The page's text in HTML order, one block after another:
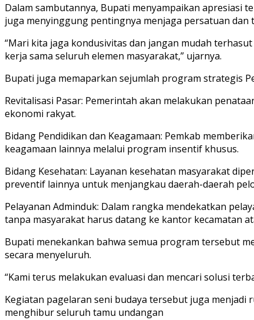
Dalam sambutannya, Bupati menyampaikan apresiasi
juga menyinggung pentingnya menjaga persatuan
“Mari kita jaga kondusivitas dan jangan mudah
kerja sama seluruh elemen masyarakat,” ujarnya.
Bupati juga memaparkan sejumlah program strategis
Revitalisasi Pasar: Pemerintah akan melakukan
ekonomi rakyat.
Bidang Pendidikan dan Keagamaan: Pemkab
keagamaan lainnya melalui program insentif khusus.
Bidang Kesehatan: Layanan kesehatan masyarakat
preventif lainnya untuk menjangkau daerah-daerah
Pelayanan Adminduk: Dalam rangka mendekatkan
tanpa masyarakat harus datang ke kantor kecamatan
Bupati menekankan bahwa semua program tersebut
secara menyeluruh.
“Kami terus melakukan evaluasi dan mencari solusi
Kegiatan pagelaran seni budaya tersebut juga
menghibur seluruh tamu undangan